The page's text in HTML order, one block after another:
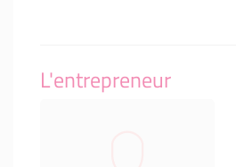
L'entrepreneur